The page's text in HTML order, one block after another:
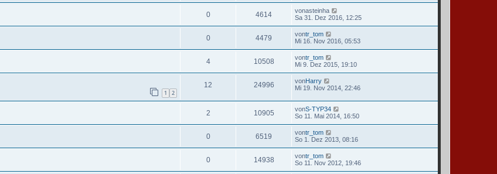
0 4614 vonasteinha
Sa 31. Dez 2016, 12:25
0 4479 vontr_tom
Mi 16. Nov 2016, 05:53
4 10508 vontr_tom
Mi 9. Dez 2015, 19:10
1 2
12 24996 vonHarry
Mi 19. Nov 2014, 22:46
2 10905 vonS-TYP34
So 11. Mai 2014, 16:50
0 6519 vontr_tom
So 1. Dez 2013, 08:16
0 14938 vontr_tom
So 11. Nov 2012, 19:46